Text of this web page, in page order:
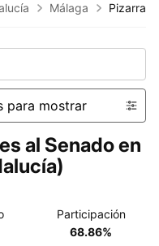
Málaga Pizarra
para mostrar
al Senado en
Participación
68.86%